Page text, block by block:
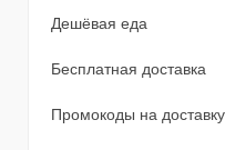
Дешёвая еда
Бесплатная доставка
Промокоды на доставку